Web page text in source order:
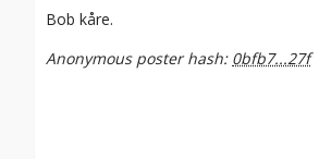
Bob kåre.
Anonymous poster hash: 0bfb7...27f